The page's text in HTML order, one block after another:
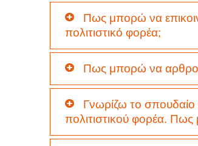
Πως μπορώ να
πολιτιστικό φορέα;
Πως μπορώ να
Γνωρίζω το σπουδαίο
πολιτιστικού φορέα.